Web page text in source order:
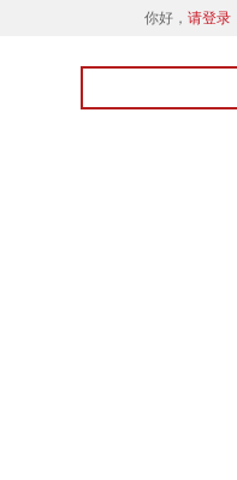
你好， 请登录